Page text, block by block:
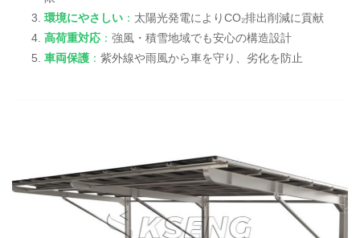
環境にやさしい ： 太陽光発電によりCO₂排出削減に貢献
高荷重対応 ： 強風・積雪地域でも安心の構造設計
車両保護 ： 紫外線や雨風から車を守り、劣化を防止